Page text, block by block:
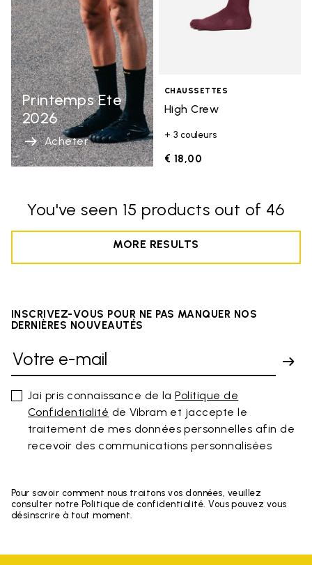
Printemps Ete
2026
Acheter
CHAUSSETTES
High Crew
+ 3 couleurs
€ 18,00
You've seen 15 products out of 46
MORE RESULTS
INSCRIVEZ-VOUS POUR NE PAS MANQUER NOS
DERNIÈRES NOUVEAUTÉS
Jai pris connaissance de laPolitique de
Confidentialité de Vibram et jaccepte le
traitement de mes données personnelles afin de
recevoir des communications personnalisées
Pour savoir comment nous traitons vos données, veuillez
consulter notre Politique de confidentialité. Vous pouvez vous
désinscrire à tout moment.